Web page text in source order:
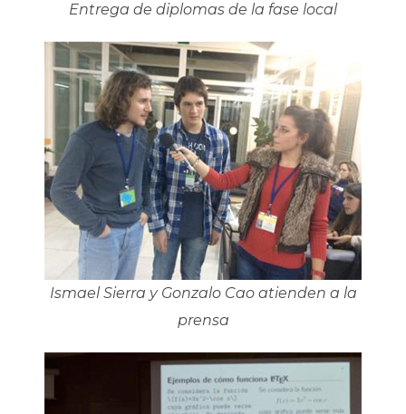
Entrega de diplomas de la fase local
Ismael Sierra y Gonzalo Cao atienden a la
prensa